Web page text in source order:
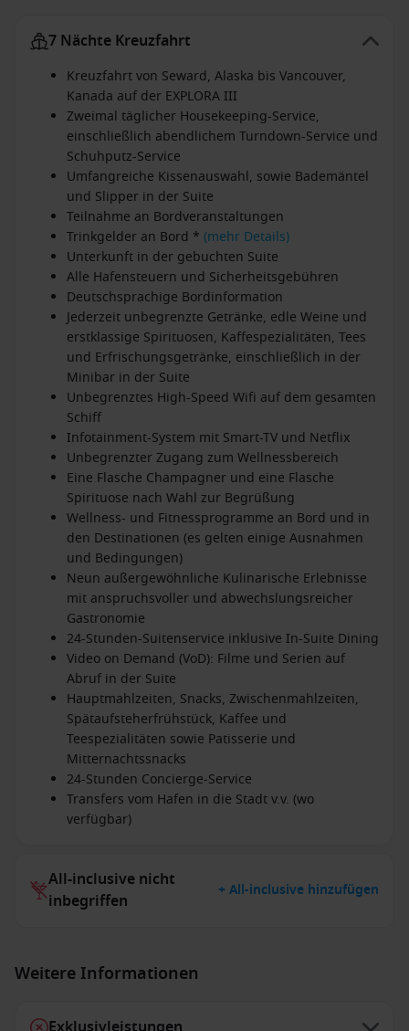
7 Nächte Kreuzfahrt
Kreuzfahrt von Seward, Alaska bis Vancouver,
Kanada auf der EXPLORA III
Zweimal täglicher Housekeeping-Service,
einschließlich abendlichem Turndown-Service und
Schuhputz-Service
Umfangreiche Kissenauswahl, sowie Bademäntel
und Slipper in der Suite
Teilnahme an Bordveranstaltungen
Trinkgelder an Bord * (mehr Details)
Unterkunft in der gebuchten Suite
Alle Hafensteuern und Sicherheitsgebühren
Deutschsprachige Bordinformation
Jederzeit unbegrenzte Getränke, edle Weine und
erstklassige Spirituosen, Kaffespezialitäten, Tees
und Erfrischungsgetränke, einschließlich in der
Minibar in der Suite
Unbegrenztes High-Speed Wifi auf dem gesamten
Schiff
Infotainment-System mit Smart-TV und Netflix
Unbegrenzter Zugang zum Wellnessbereich
Eine Flasche Champagner und eine Flasche
Spirituose nach Wahl zur Begrüßung
Wellness- und Fitnessprogramme an Bord und in
den Destinationen (es gelten einige Ausnahmen
und Bedingungen)
Neun außergewöhnliche Kulinarische Erlebnisse
mit anspruchsvoller und abwechslungsreicher
Gastronomie
24-Stunden-Suitenservice inklusive In-Suite Dining
Video on Demand (VoD): Filme und Serien auf
Abruf in der Suite
Hauptmahlzeiten, Snacks, Zwischenmahlzeiten,
Spätaufsteherfrühstück, Kaffee und
Teespezialitäten sowie Patisserie und
Mitternachtssnacks
24-Stunden Concierge-Service
Transfers vom Hafen in die Stadt v.v. (wo
verfügbar)
All-inclusive nicht
inbegriffen
+ All-inclusive hinzufügen
Weitere Informationen